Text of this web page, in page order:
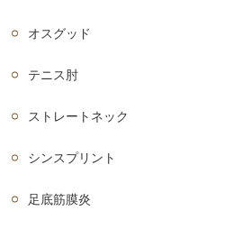
オスグッド
テニス肘
ストレートネック
シンスプリント
足底筋膜炎